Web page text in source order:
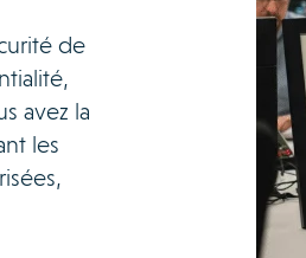
de
avez la
les